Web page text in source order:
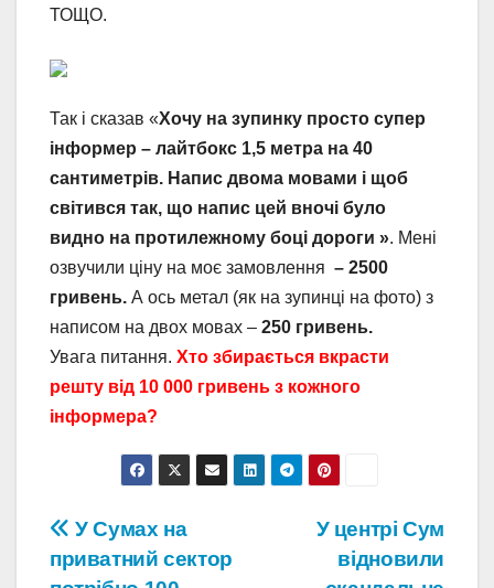
ТОЩО.
Так і сказав «Хочу на зупинку просто супер
інформер – лайтбокс 1,5 метра на 40
сантиметрів. Напис двома мовами і щоб
світився так, що напис цей вночі було
видно на протилежному боці дороги ». Мені
озвучили ціну на моє замовлення – 2500
гривень. А ось метал (як на зупинці на фото) з
написом на двох мовах – 250 гривень.
Увага питання. Хто збирається вкрасти
решту від 10 000 гривень з кожного
інформера?
Навігація
У центрі Сум
відновили
У Сумах на
приватний сектор